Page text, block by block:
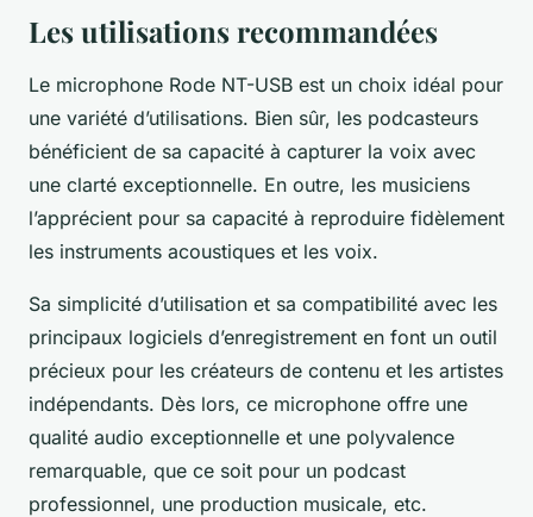
Les utilisations recommandées
Le microphone Rode NT-USB est un choix idéal pour
une variété d’utilisations. Bien sûr, les podcasteurs
bénéficient de sa capacité à capturer la voix avec
une clarté exceptionnelle. En outre, les musiciens
l’apprécient pour sa capacité à reproduire fidèlement
les instruments acoustiques et les voix.
Sa simplicité d’utilisation et sa compatibilité avec les
principaux logiciels d’enregistrement en font un outil
précieux pour les créateurs de contenu et les artistes
indépendants. Dès lors, ce microphone offre une
qualité audio exceptionnelle et une polyvalence
remarquable, que ce soit pour un podcast
professionnel, une production musicale, etc.